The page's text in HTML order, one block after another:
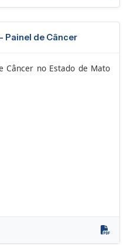
Painel de Câncer
Câncer no Estado de Mato